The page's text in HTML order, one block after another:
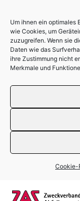
Um ihnen ein optimales
wie Cookies, um
zuzugreifen. Wenn sie
Daten wie das
ihre Zustimmung nicht
Merkmale und
Cookie-